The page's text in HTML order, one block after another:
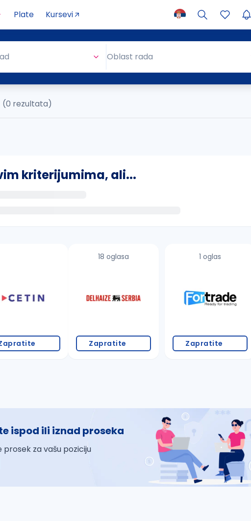
Plate Kursevi
Oblast rada
(0 rezultata)
kriterijumima, ali...
dž)
18 oglasa
Zapratite
1 oglas
Zapratite
ispod ili iznad proseka
za vašu poziciju